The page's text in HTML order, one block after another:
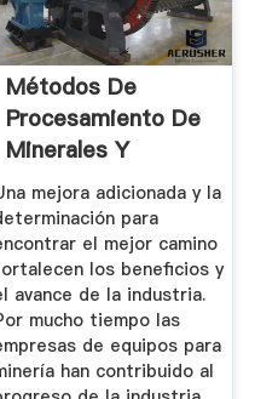
Métodos De
Procesamiento De
Minerales Y
Metalurgia
Extractiva
mejora adicionada y la
para
el mejor camino
los beneficios y
avance de la industria.
mucho tiempo las
de equipos para
han contribuido al